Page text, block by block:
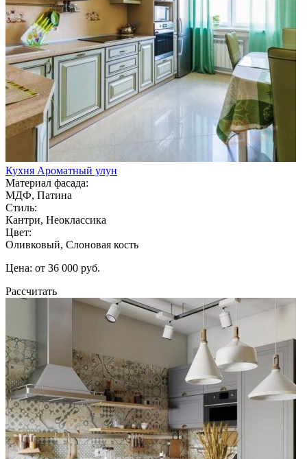
Кухня Ароматный улун
Материал фасада:
МДФ, Патина
Стиль:
Кантри, Неоклассика
Цвет:
Оливковый, Слоновая кость
Цена: от 36 000 руб.
Рассчитать